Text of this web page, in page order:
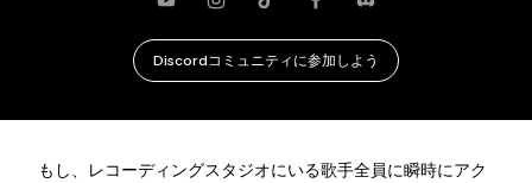
YouTubeInstagram
TikTokFacebook
不和
Discordコミュニティに参加しよう
もし、レコーディングスタジオにいる歌手全員に瞬時にアク